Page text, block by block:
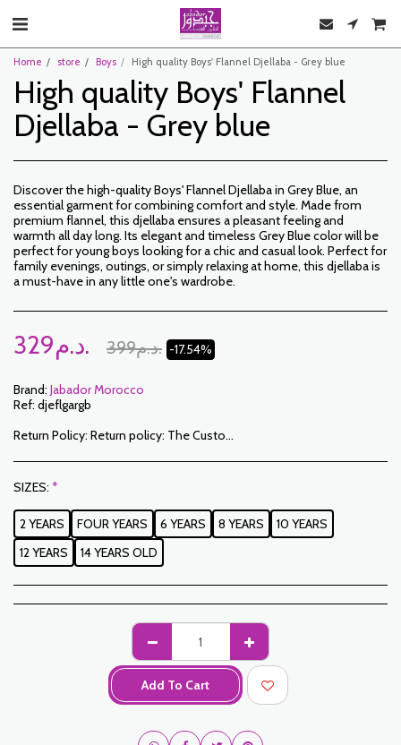
Home store Boys High quality Boys' Flannel Djellaba - Grey blue
High quality Boys' Flannel
Djellaba - Grey blue
Discover the high-quality Boys' Flannel Djellaba in Grey Blue, an
essential garment for combining comfort and style. Made from
premium flannel, this djellaba ensures a pleasant feeling and
warmth all day long. Its elegant and timeless Grey Blue color will be
perfect for young boys looking for a chic and casual look. Perfect for
family evenings, outings, or simply relaxing at home, this djellaba is
a must-have in any little one's wardrobe.
329 د.م. 399 د.م. -17.54%
Brand: Jabador Morocco
Ref: djeflgargb
Return Policy: Return policy: The Customer has a period of 7 working days from the date of receipt to return ordered items either for a refund or for an exchange. Only items returned on time, in their original packaging, unwashed, unworn may be exchanged. To make a return, please notify us at the following addresses: jabadormaroc17@gmail.com/ jabador.maroc@gmail.com Each exchange or return must be accompanied by your telephone number as well as your wish for an exchange. Return costs are the responsibility of the Customer. The Customer must organize transport by their own means. In the event of a return, and after receipt of the goods by JABADOR MAROC, the customer will be reimbursed within 10 days. Cases or products can be exchanged: – Ordered size error (delivered size different from the ordered size) – Error in the color ordered (color delivered different from the size ordered) Cases or products can be refunded: – Error in size or color ordered followed by out of stock – In the aforementioned cases, the products must be returned to us in the condition in which you received them with all the elements (accessories, packaging, instructions, etc.). Reimbursement will be made by payment or bank transfer. Products on sale or on promotion cannot be returned or exchanged.
SIZES: *
2 YEARS FOUR YEARS 6 YEARS 8 YEARS
10 YEARS
12 YEARS
14 YEARS OLD
Add To Cart